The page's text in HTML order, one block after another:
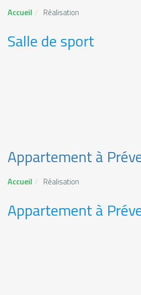
Accueil Réalisation
Salle de sport
Appartement à
Accueil Réalisation
Appartement à